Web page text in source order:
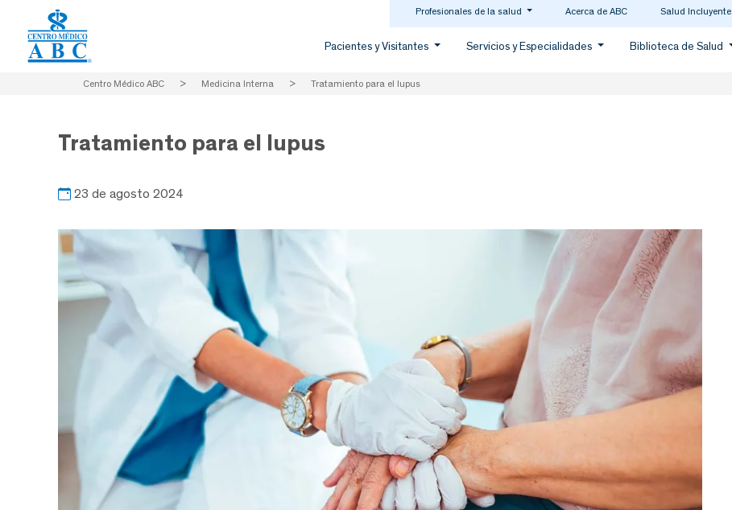
Profesionales de la salud Acerca de ABC Salud Incluyente
Pacientes y Visitantes Servicios y Especialidades Biblioteca de Salud
Centro Médico ABC > Medicina Interna > Tratamiento para el lupus
Tratamiento para el lupus
23 de agosto 2024